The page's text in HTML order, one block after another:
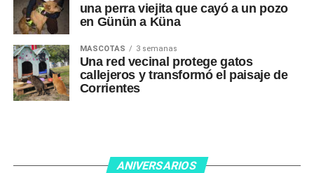
una perra viejita que cayó a un pozo
en Günün a Küna
MASCOTAS 3 semanas
Una red vecinal protege gatos
callejeros y transformó el paisaje de
Corrientes
ANIVERSARIOS